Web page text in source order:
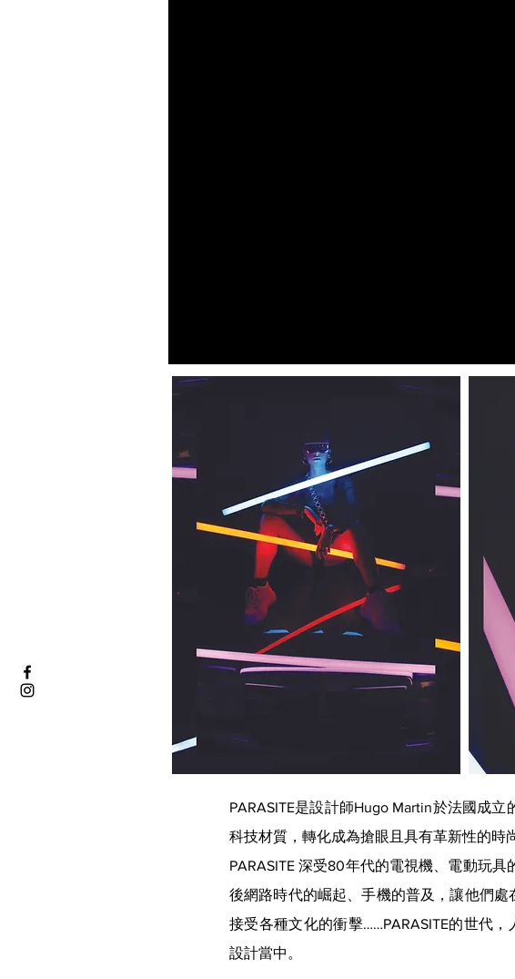
PARASITE是設計師Hugo Martin於法國成
科技材質，轉化成為搶眼且具有革新性的時
PARASITE 深受80年代的電視機、電動玩
後網路時代的崛起、手機的普及，讓他們
接受各種文化的衝擊……PARASITE的世代
設計當中。